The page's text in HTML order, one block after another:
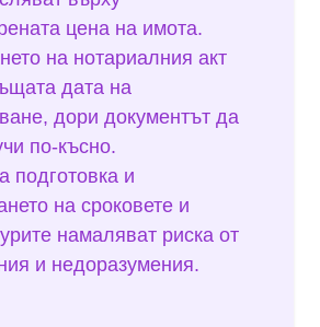
цена на имота.
на нотариалния акт
дата на
дори документът да
по-късно.
подготовка и
на сроковете и
намаляват риска от
и недоразумения.